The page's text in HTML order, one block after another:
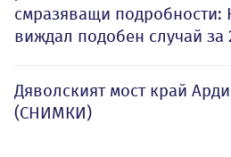
смразяващи подробности:
виждал подобен случай за
Дяволският мост край
(СНИМКИ)